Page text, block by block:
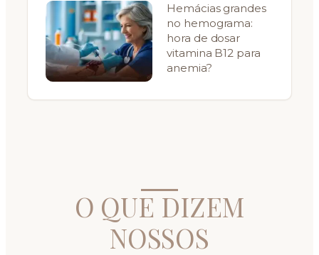
Hemácias grandes
no hemograma:
hora de dosar
vitamina B12 para
anemia?
O QUE DIZEM
NOSSOS